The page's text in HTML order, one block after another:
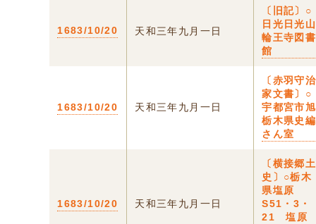
1683/10/20 天和三年九月一日
〔旧記〕○
日光日光山
輪王寺図書
館
1683/10/20 天和三年九月一日
〔赤羽守治
家文書〕○
宇都宮市旭
栃木県史編
さん室
1683/10/20 天和三年九月一日
〔横接郷土
史〕○栃木
県塩原
S51・3・
21 塩原